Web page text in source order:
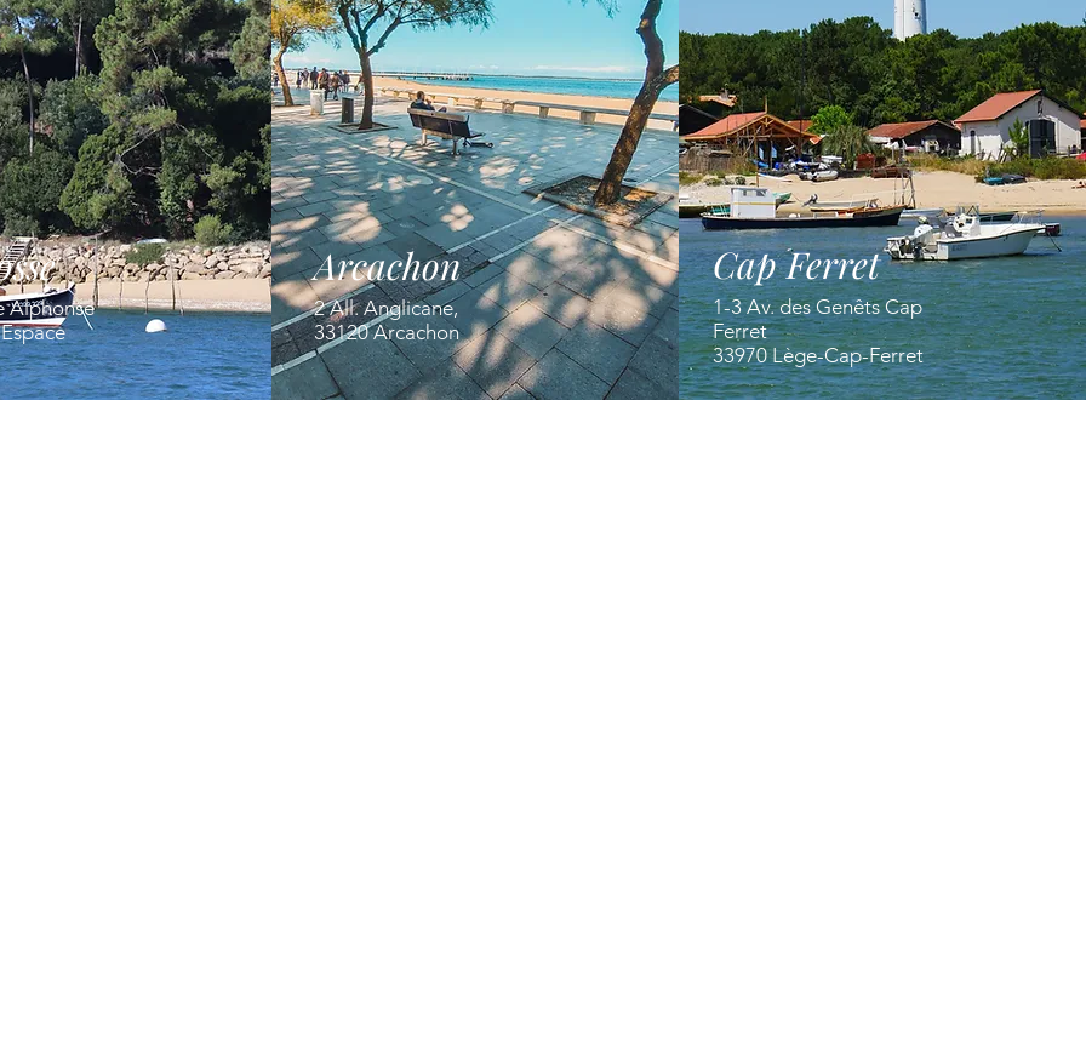
Alphonse
Arcachon
2 All. Anglicane,
33120 Arcachon
Cap Ferret
1-3 Av. des Genêts Cap
Ferret
33970 Lège-Cap-Ferret